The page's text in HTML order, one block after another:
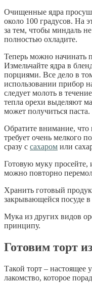
Очищенные ядра
около 100 градусов. На
за тем, чтобы миндаль
полностью охладите.
Теперь можно начинать
Измельчайте ядра в
порциями. Все дело в
использовании прибор
следует молоть в
тепла орехи выделяют
может получиться паста.
Обратите внимание, что
требует очень мелкого
сразу с сахаром или
Готовую муку просейте,
можно повторно
Хранить готовый
закрывающейся посуде в
Мука из других видов
принципу.
Готовим торт
Такой торт – настоящее
лакомство, которое